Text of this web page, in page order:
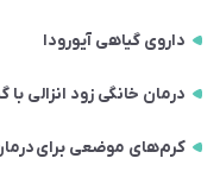
داروی گیاهی آیورودا
درمان خانگی زود انزالی با
کرم‌های موضعی برای